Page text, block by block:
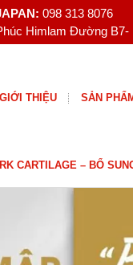
098 313 8076
Himlam Đường
GIỚI THIỆU SẢN
CARTILAGE – BỔ